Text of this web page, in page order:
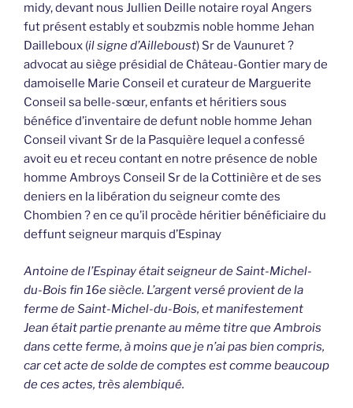
midy, devant nous Jullien Deille notaire royal Angers
fut présent estably et soubzmis noble homme Jehan
Dailleboux (il signe d’Ailleboust) Sr de Vaunuret ?
advocat au siège présidial de Château-Gontier mary de
damoiselle Marie Conseil et curateur de Marguerite
Conseil sa belle-sœur, enfants et héritiers sous
bénéfice d’inventaire de defunt noble homme Jehan
Conseil vivant Sr de la Pasquière lequel a confessé
avoit eu et receu contant en notre présence de noble
homme Ambroys Conseil Sr de la Cottinière et de ses
deniers en la libération du seigneur comte des
Chombien ? en ce qu’il procède héritier bénéficiaire du
deffunt seigneur marquis d’Espinay
Antoine de l’Espinay était seigneur de Saint-Michel-
du-Bois fin 16e siècle. L’argent versé provient de la
ferme de Saint-Michel-du-Bois, et manifestement
Jean était partie prenante au même titre que Ambrois
dans cette ferme, à moins que je n’ai pas bien compris,
car cet acte de solde de comptes est comme beaucoup
de ces actes, très alembiqué.